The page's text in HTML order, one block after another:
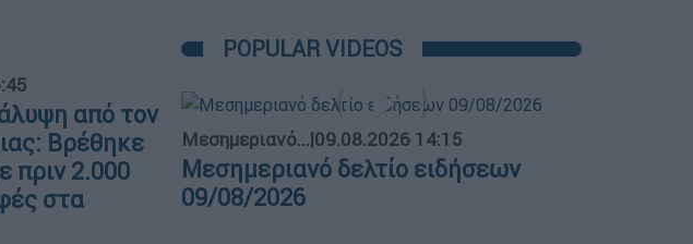
από τον
Βρέθηκε
πριν 2.000
στα
POPULAR VIDEOS
Μεσημεριανό...|09.08.2026 14:15
Μεσημεριανό δελτίο ειδήσεων
09/08/2026